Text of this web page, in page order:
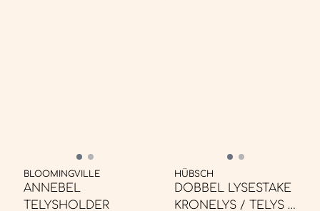
BLOOMINGVILLE
ANNEBEL
TELYSHOLDER
HÜBSCH
DOBBEL LYSESTAKE
KRONELYS / TELYS -